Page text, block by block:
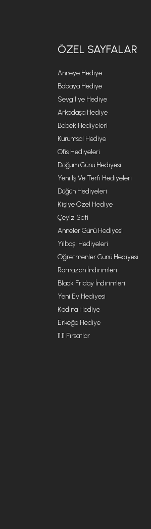
ÖZEL SAYFALAR
Anneye Hediye
Babaya Hediye
Sevgiliye Hediye
Arkadaşa Hediye
Bebek Hediyeleri
Kurumsal Hediye
Ofis Hediyeleri
Doğum Günü Hediyesi
Yeni Iş Ve Terfi Hediyeleri
Düğün Hediyeleri
Kişiye Özel Hediye
Çeyiz Seti
Anneler Günü Hediyesi
Yılbaşı Hediyeleri
Öğretmenler Günü Hediyesi
Ramazan İndirimleri
Black Friday İndirimleri
Yeni Ev Hediyesi
Kadına Hediye
Erkeğe Hediye
11.11 Fırsatlar